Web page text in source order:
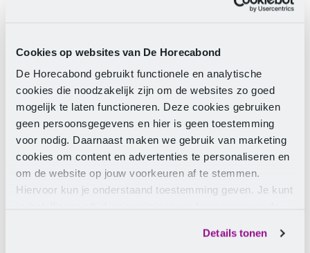
Cookies op websites van De Horecabond
De Horecabond gebruikt functionele en analytische
cookies die noodzakelijk zijn om de websites zo goed
mogelijk te laten functioneren. Deze cookies gebruiken
geen persoonsgegevens en hier is geen toestemming
voor nodig. Daarnaast maken we gebruik van marketing
cookies om content en advertenties te personaliseren en
om de website op jouw voorkeuren af te stemmen.
Hiervoor kun je onderstaand toestemming geven. Je kunt
Details tonen
Met ingang van 1 oktober 2016 worden de lonen
met 1,5% worden verhoogd. In december 2016
ontvangen medewerkers die tussen 1 juli en 1
oktober 2016 in dienst zijn een eenmalige uitkering
ter hoogte van 1,5% over het feitelijk salaris dat zij
in deze periode hebben ontvangen.
Afspraken over onder andere veilig toezicht,
vakmanschap en opleiding van zwemlesgevende
en toezichthoudende medewerkers. Partijen willen
deze afspraken de komende jaren uitbreiden met
onderwerpen van de Sociale Agenda, zoals
jaaruren-model, werkgelegenheid en
minimale opleidingseisen en een persoonlijk